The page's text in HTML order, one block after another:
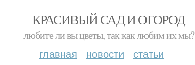
КРАСИВЫЙ САД И ОГОРОД
любите ли вы цветы, так как любим их мы?
главная новости статьи